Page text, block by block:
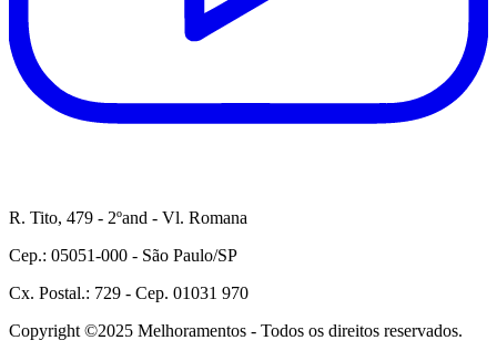
R. Tito, 479 - 2ºand - Vl. Romana
Cep.: 05051-000 - São Paulo/SP
Cx. Postal.: 729 - Cep. 01031 970
Copyright ©2025 Melhoramentos - Todos os direitos reservados.